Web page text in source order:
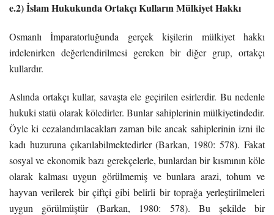
e.2) İslam Hukukunda Ortakçı Kulların Mülkiyet Hakkı
Osmanlı İmparatorluğunda gerçek kişilerin mülkiyet hakkı
irdelenirken değerlendirilmesi gereken bir diğer grup, ortakçı
kullardır.
Aslında ortakçı kullar, savaşta ele geçirilen esirlerdir. Bu nedenle
hukuki statü olarak köledirler. Bunlar sahiplerinin mülkiyetindedir.
Öyle ki cezalandırılacakları zaman bile ancak sahiplerinin izni ile
kadı huzuruna çıkarılabilmektedirler (Barkan, 1980: 578). Fakat
sosyal ve ekonomik bazı gerekçelerle, bunlardan bir kısmının köle
olarak kalması uygun görülmemiş ve bunlara arazi, tohum ve
hayvan verilerek bir çiftçi gibi belirli bir toprağa yerleştirilmeleri
uygun görülmüştür (Barkan, 1980: 578). Bu şekilde bir